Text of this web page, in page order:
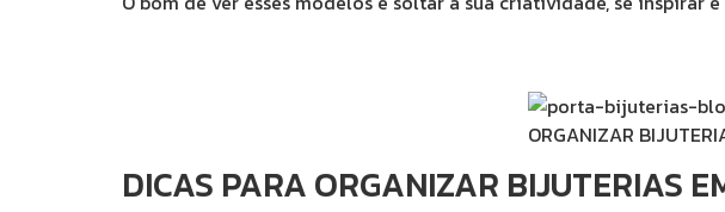
DICAS PARA ORGANIZAR BIJUTERIAS